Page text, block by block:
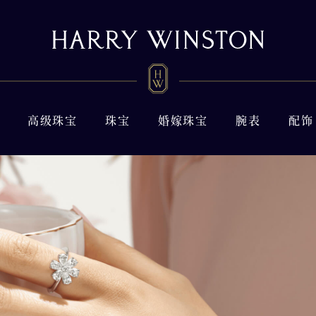
高级珠宝 珠宝 婚嫁珠宝 腕表 配饰